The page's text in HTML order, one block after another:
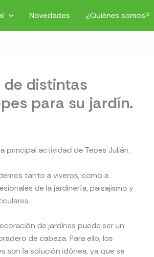
Novedades ¿Quiénes somos?
distintas
para su jardín.
principal actividad de Tepes Julián.
tanto a viveros, como a
de la jardinería, paisajismo y
de jardines puede ser un
de cabeza. Para ello, los
son la solución idónea, ya que se